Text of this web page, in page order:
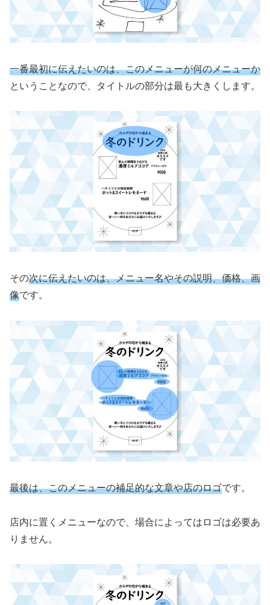
一番最初に伝えたいのは、このメニューが何のメニューか
ということなので、タイトルの部分は最も大きくします。
その次に伝えたいのは、メニュー名やその説明、価格、画
像です。
最後は、このメニューの補足的な文章や店のロゴです。
店内に置くメニューなので、場合によってはロゴは必要あ
りません。